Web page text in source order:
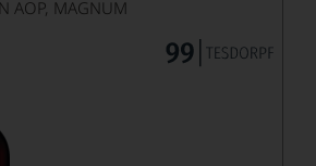
AOP, MAGNUM